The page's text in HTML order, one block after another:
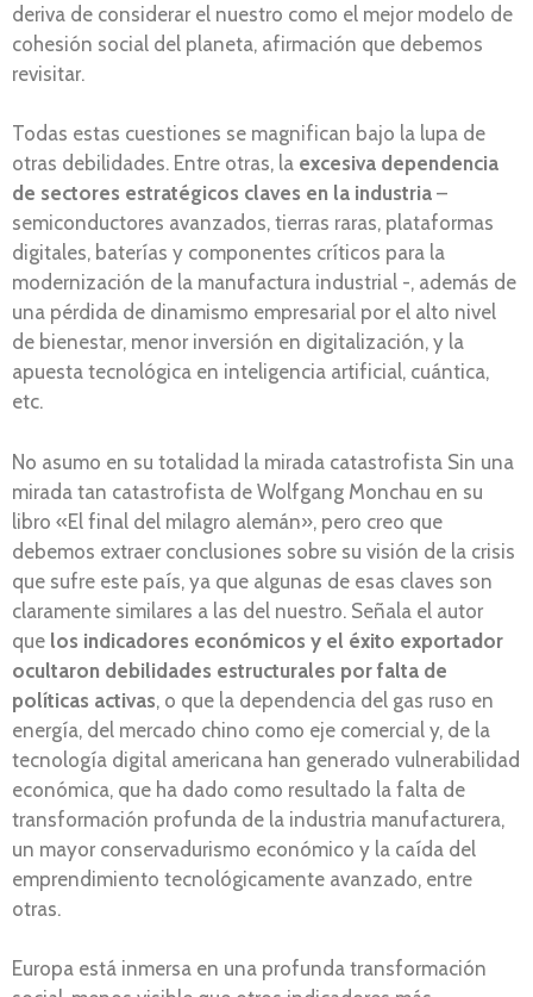
deriva de considerar el nuestro como el mejor modelo de
cohesión social del planeta, afirmación que debemos
revisitar.
Todas estas cuestiones se magnifican bajo la lupa de
otras debilidades. Entre otras, la excesiva dependencia
de sectores estratégicos claves en la industria –
semiconductores avanzados, tierras raras, plataformas
digitales, baterías y componentes críticos para la
modernización de la manufactura industrial -, además de
una pérdida de dinamismo empresarial por el alto nivel
de bienestar, menor inversión en digitalización, y la
apuesta tecnológica en inteligencia artificial, cuántica,
etc.
No asumo en su totalidad la mirada catastrofista Sin una
mirada tan catastrofista de Wolfgang Monchau en su
libro «El final del milagro alemán», pero creo que
debemos extraer conclusiones sobre su visión de la crisis
que sufre este país, ya que algunas de esas claves son
claramente similares a las del nuestro. Señala el autor
que los indicadores económicos y el éxito exportador
ocultaron debilidades estructurales por falta de
políticas activas, o que la dependencia del gas ruso en
energía, del mercado chino como eje comercial y, de la
tecnología digital americana han generado vulnerabilidad
económica, que ha dado como resultado la falta de
transformación profunda de la industria manufacturera,
un mayor conservadurismo económico y la caída del
emprendimiento tecnológicamente avanzado, entre
otras.
Europa está inmersa en una profunda transformación